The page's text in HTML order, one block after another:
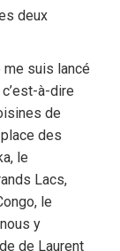
deux
me suis lancé
à-dire
de
des
le
Lacs,
le
y
de Laurent